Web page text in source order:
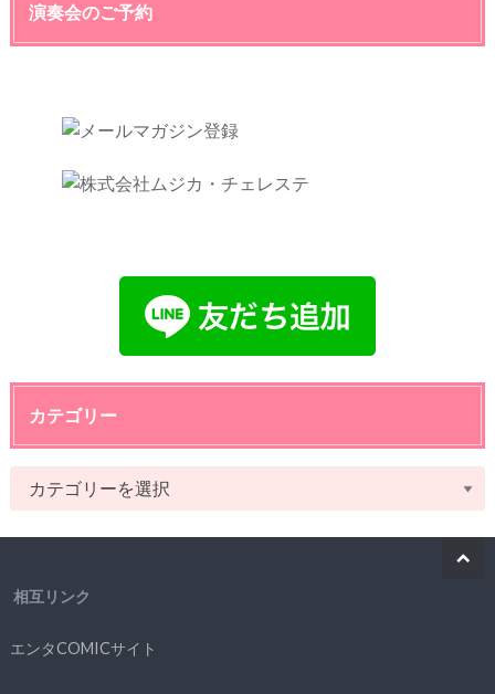
演奏会のご予約
カテゴリー
相互リンク
エンタCOMICサイト